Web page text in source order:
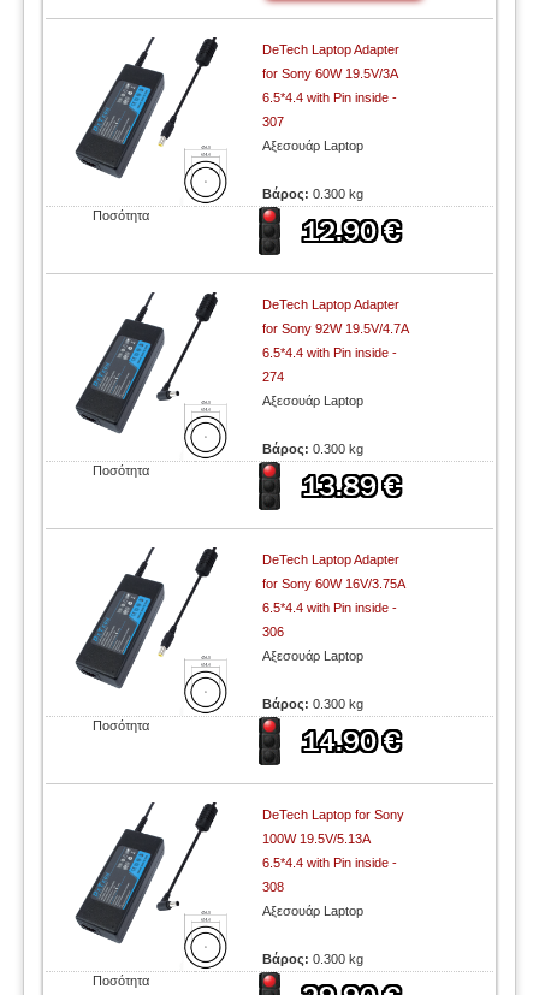
DeTech Laptop Adapter
for Sony 60W 19.5V/3A
6.5*4.4 with Pin inside -
307
Αξεσουάρ Laptop
Βάρος:0.300 kg
Ποσότητα
DeTech Laptop Adapter
for Sony 92W 19.5V/4.7A
6.5*4.4 with Pin inside -
274
Αξεσουάρ Laptop
Βάρος:0.300 kg
Ποσότητα
DeTech Laptop Adapter
for Sony 60W 16V/3.75A
6.5*4.4 with Pin inside -
306
Αξεσουάρ Laptop
Βάρος:0.300 kg
Ποσότητα
DeTech Laptop for Sony
100W 19.5V/5.13A
6.5*4.4 with Pin inside -
308
Αξεσουάρ Laptop
Βάρος:0.300 kg
Ποσότητα